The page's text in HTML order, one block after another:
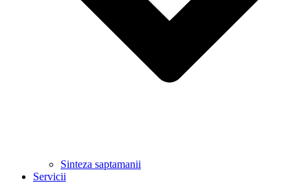
Sinteza saptamanii
Servicii